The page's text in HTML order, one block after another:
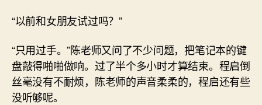
“以前和女朋友试过吗？”
“只用过手。”陈老师又问了不少问题，把笔记本的键
盘敲得啪啪做响。过了半个多小时才算结束。程启倒
丝毫没有不耐烦，陈老师的声音柔柔的，程启还有些
没听够呢。